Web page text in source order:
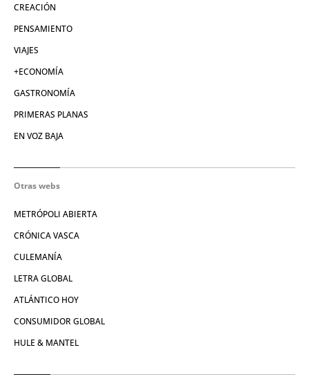
CREACIÓN
PENSAMIENTO
VIAJES
+ECONOMÍA
GASTRONOMÍA
PRIMERAS PLANAS
EN VOZ BAJA
Otras webs
METRÓPOLI ABIERTA
CRÓNICA VASCA
CULEMANÍA
LETRA GLOBAL
ATLÁNTICO HOY
CONSUMIDOR GLOBAL
HULE & MANTEL